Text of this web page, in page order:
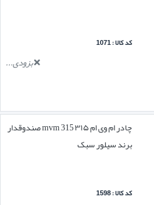
کد کالا : 1071
بزودی...
چادر ام وی ام ۳۱۵ mvm 315 صندوقدار
برند سیلور سبک
کد کالا : 1598